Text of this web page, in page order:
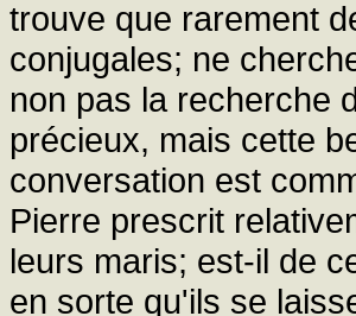
trouve que rarement
conjugales; ne
non pas la recherche
précieux, mais cette
conversation est
Pierre prescrit
leurs maris; est-il de
en sorte qu'ils se